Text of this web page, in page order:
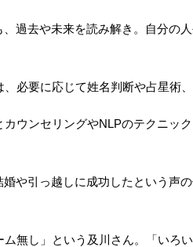
、過去や未来を読み解き。自分の
必要に応じて姓名判断や占星術
カウンセリングやNLPのテクニッ
や引っ越しに成功したという声
ム無し」という及川さん。「いろ